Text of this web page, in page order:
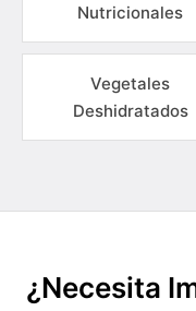
Nutricionales
Vegetales
Deshidratados
¿Necesita